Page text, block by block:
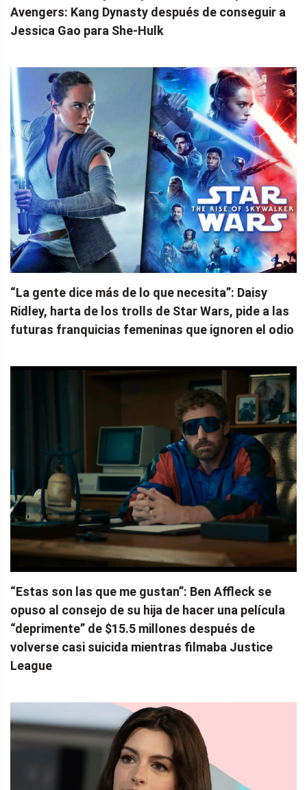
Avengers: Kang Dynasty después de conseguir a
Jessica Gao para She-Hulk
“La gente dice más de lo que necesita”: Daisy
Ridley, harta de los trolls de Star Wars, pide a las
futuras franquicias femeninas que ignoren el odio
“Estas son las que me gustan”: Ben Affleck se
opuso al consejo de su hija de hacer una película
“deprimente” de $15.5 millones después de
volverse casi suicida mientras filmaba Justice
League